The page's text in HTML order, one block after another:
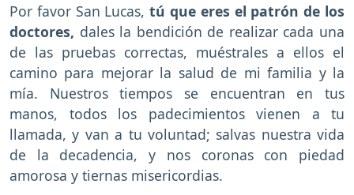
Por favor San Lucas, tú que eres el patrón de los
doctores, dales la bendición de realizar cada una
de las pruebas correctas, muéstrales a ellos el
camino para mejorar la salud de mi familia y la
mía. Nuestros tiempos se encuentran en tus
manos, todos los padecimientos vienen a tu
llamada, y van a tu voluntad; salvas nuestra vida
de la decadencia, y nos coronas con piedad
amorosa y tiernas misericordias.